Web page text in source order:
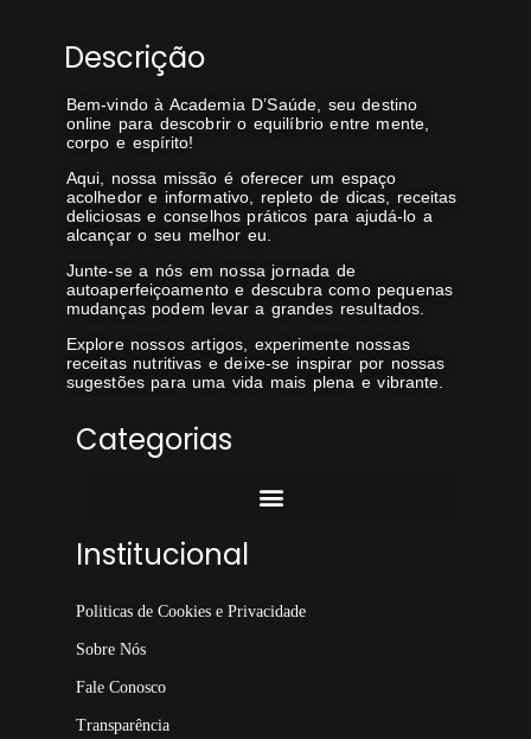
Descrição
Bem-vindo à Academia D’Saúde, seu destino
online para descobrir o equilíbrio entre mente,
corpo e espírito!
Aqui, nossa missão é oferecer um espaço
acolhedor e informativo, repleto de dicas, receitas
deliciosas e conselhos práticos para ajudá-lo a
alcançar o seu melhor eu.
Junte-se a nós em nossa jornada de
autoaperfeiçoamento e descubra como pequenas
mudanças podem levar a grandes resultados.
Explore nossos artigos, experimente nossas
receitas nutritivas e deixe-se inspirar por nossas
sugestões para uma vida mais plena e vibrante.
Categorias
Institucional
Politicas de Cookies e Privacidade
Sobre Nós
Fale Conosco
Transparência